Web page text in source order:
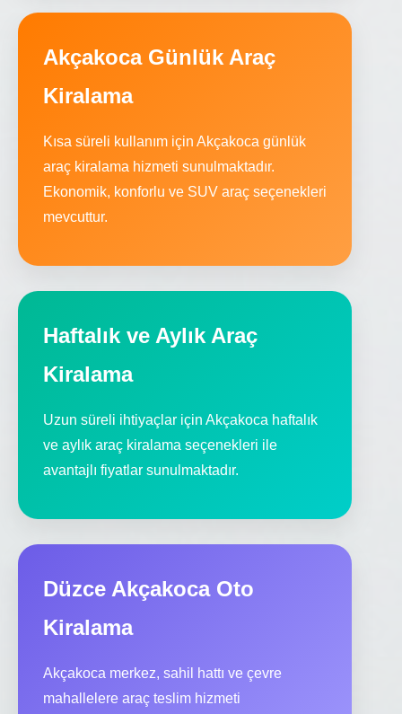
Akçakoca Günlük Araç
Kiralama
Kısa süreli kullanım için Akçakoca günlük
araç kiralama hizmeti sunulmaktadır.
Ekonomik, konforlu ve SUV araç seçenekleri
mevcuttur.
Haftalık ve Aylık Araç
Kiralama
Uzun süreli ihtiyaçlar için Akçakoca haftalık
ve aylık araç kiralama seçenekleri ile
avantajlı fiyatlar sunulmaktadır.
Düzce Akçakoca Oto
Kiralama
Akçakoca merkez, sahil hattı ve çevre
mahallelere araç teslim hizmeti